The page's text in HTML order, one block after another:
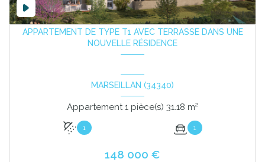
APPARTEMENT DE TYPE T1 AVEC TERRASSE DANS UNE
NOUVELLE RÉSIDENCE
MARSEILLAN (34340)
Appartement 1 pièce(s) 31.18 m²
1 1
148 000 €